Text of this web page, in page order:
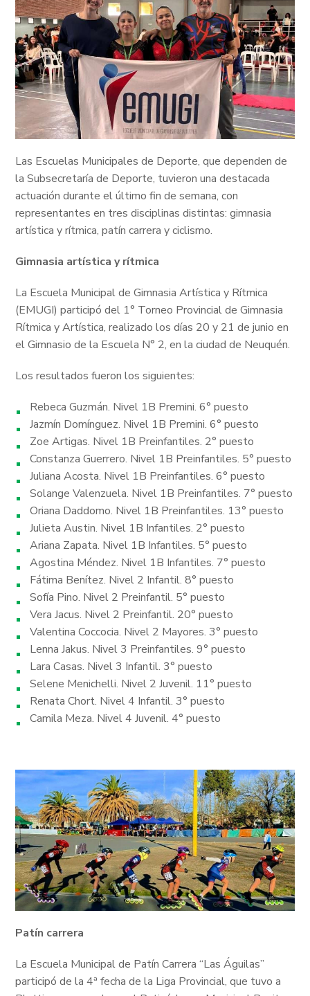
Las Escuelas Municipales de Deporte, que dependen de
la Subsecretaría de Deporte, tuvieron una destacada
actuación durante el último fin de semana, con
representantes en tres disciplinas distintas: gimnasia
artística y rítmica, patín carrera y ciclismo.
Gimnasia artística y rítmica
La Escuela Municipal de Gimnasia Artística y Rítmica
(EMUGI) participó del 1° Torneo Provincial de Gimnasia
Rítmica y Artística, realizado los días 20 y 21 de junio en
el Gimnasio de la Escuela N° 2, en la ciudad de Neuquén.
Los resultados fueron los siguientes:
Rebeca Guzmán. Nivel 1B Premini. 6° puesto
Jazmín Domínguez. Nivel 1B Premini. 6° puesto
Zoe Artigas. Nivel 1B Preinfantiles. 2° puesto
Constanza Guerrero. Nivel 1B Preinfantiles. 5° puesto
Juliana Acosta. Nivel 1B Preinfantiles. 6° puesto
Solange Valenzuela. Nivel 1B Preinfantiles. 7° puesto
Oriana Daddomo. Nivel 1B Preinfantiles. 13° puesto
Julieta Austin. Nivel 1B Infantiles. 2° puesto
Ariana Zapata. Nivel 1B Infantiles. 5° puesto
Agostina Méndez. Nivel 1B Infantiles. 7° puesto
Fátima Benítez. Nivel 2 Infantil. 8° puesto
Sofía Pino. Nivel 2 Preinfantil. 5° puesto
Vera Jacus. Nivel 2 Preinfantil. 20° puesto
Valentina Coccocia. Nivel 2 Mayores. 3° puesto
Lenna Jakus. Nivel 3 Preinfantiles. 9° puesto
Lara Casas. Nivel 3 Infantil. 3° puesto
Selene Menichelli. Nivel 2 Juvenil. 11° puesto
Renata Chort. Nivel 4 Infantil. 3° puesto
Camila Meza. Nivel 4 Juvenil. 4° puesto
Patín carrera
La Escuela Municipal de Patín Carrera “Las Águilas”
participó de la 4ª fecha de la Liga Provincial, que tuvo a